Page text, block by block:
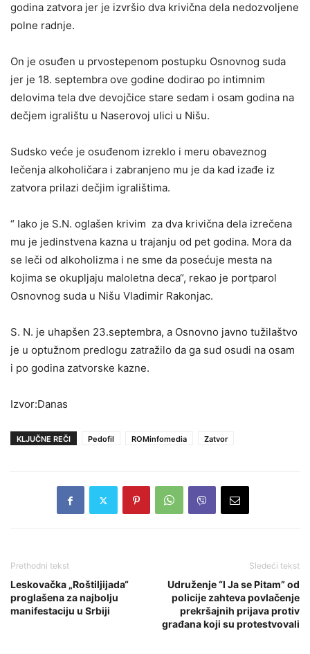
godina zatvora jer je izvršio dva krivična dela nedozvoljene
polne radnje.
On je osuđen u prvostepenom postupku Osnovnog suda
jer je 18. septembra ove godine dodirao po intimnim
delovima tela dve devojčice stare sedam i osam godina na
dečjem igralištu u Naserovoj ulici u Nišu.
Sudsko veće je osuđenom izreklo i meru obaveznog
lečenja alkoholičara i zabranjeno mu je da kad izađe iz
zatvora prilazi dečjim igralištima.
“ Iako je S.N. oglašen krivim za dva krivična dela izrečena
mu je jedinstvena kazna u trajanju od pet godina. Mora da
se leči od alkoholizma i ne sme da posećuje mesta na
kojima se okupljaju maloletna deca“, rekao je portparol
Osnovnog suda u Nišu Vladimir Rakonjac.
S. N. je uhapšen 23.septembra, a Osnovno javno tužilaštvo
je u optužnom predlogu zatražilo da ga sud osudi na osam
i po godina zatvorske kazne.
Izvor:Danas
KLJUČNE REČI Pedofil ROMinfomedia Zatvor
Prethodni tekst
Leskovačka „Roštiljijada“
proglašena za najbolju
manifestaciju u Srbiji
Sledeći tekst
Udruženje “I Ja se Pitam” od
policije zahteva povlačenje
prekršajnih prijava protiv
građana koji su protestvovali